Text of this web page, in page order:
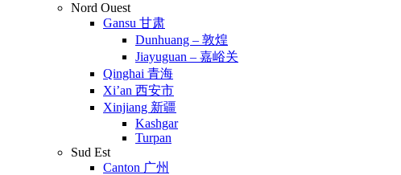
Nord Ouest
Gansu 甘肃
Dunhuang – 敦煌
Jiayuguan – 嘉峪关
Qinghai 青海
Xi’an 西安市
Xinjiang 新疆
Kashgar
Turpan
Sud Est
Canton 广州